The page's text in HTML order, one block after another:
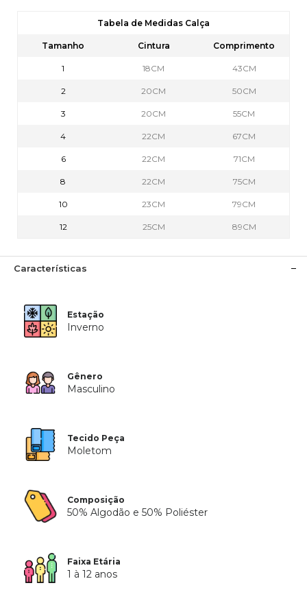
Tabela de Medidas Calça
Tamanho Cintura Comprimento
1 18CM 43CM
2 20CM 50CM
3 20CM 55CM
4 22CM 67CM
6 22CM 71CM
8 22CM 75CM
10 23CM 79CM
12 25CM 89CM
Características
Estação
Inverno
Gênero
Masculino
Tecido Peça
Moletom
Composição
50% Algodão e 50% Poliéster
Faixa Etária
1 à 12 anos